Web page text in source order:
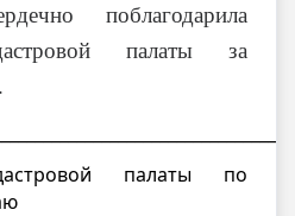
поблагодарила
палаты за
палаты по